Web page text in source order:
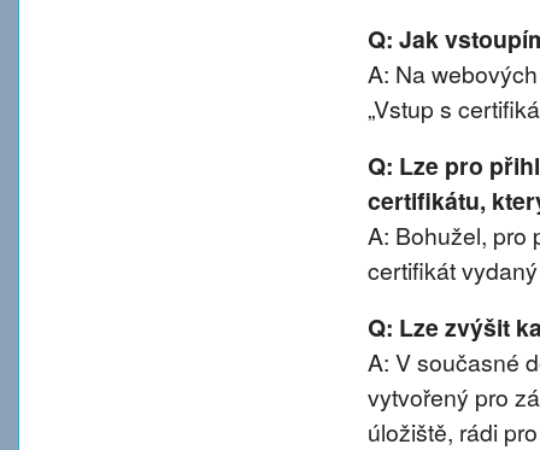
Q: Jak
A: Na
„Vstup s
Q: Lze pro
certifikátu,
A: Bohužel, pro
certifikát
Q: Lze zvýšit
A: V současné
vytvořený pro
úložiště, rádi